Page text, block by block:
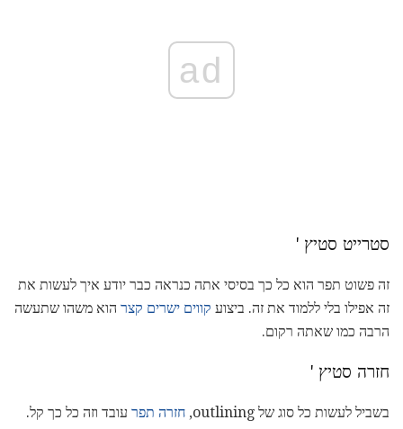
ad
סטרייט סטיץ '
זה פשוט תפר הוא כל כך בסיסי אתה כנראה כבר יודע איך לעשות את
זה אפילו בלי ללמוד את זה. ביצוע קווים ישרים קצר הוא משהו שתעשה
הרבה כמו שאתה רקום.
חזרה סטיץ '
בשביל לעשות כל סוג של outlining, חזרה תפר עובד וזה כל כך קל.